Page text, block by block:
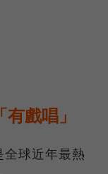
戲唱」
球近年最熱